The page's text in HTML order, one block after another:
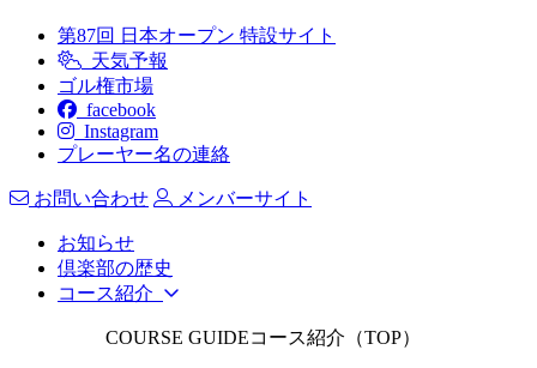
第87回 日本オープン 特設サイト
天気予報
ゴル権市場
facebook
Instagram
プレーヤー名の連絡
お問い合わせ メンバーサイト
お知らせ
倶楽部の歴史
コース紹介
COURSE GUIDEコース紹介（TOP）